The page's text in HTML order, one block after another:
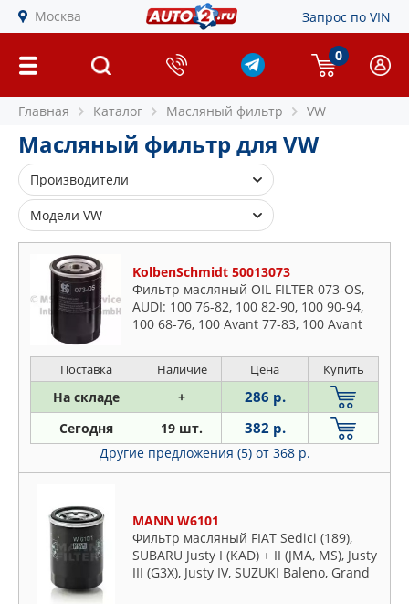
Москва Запрос по VIN
0
Главная Каталог Масляный фильтр VW
Масляный фильтр для VW
Производители
ALCO FILTER
AUTOMEGA
BLUE PRINT
BOSCH
BSG
CHAMPION
CLEAN FILTERS
COMLINE
DENCKERMAN
GOODWILL
JAPANPARTS
JAPKO
JP GROUP
Модели VW
Amarok
Arteon
Beetle
Bora
Caddy
Corrado
Crafter
Fox
Gol
Iltis
Jetta
Kaefer
Load
KolbenSchmidt 50013073
Фильтр масляный OIL FILTER 073-OS,
AUDI: 100 76-82, 100 82-90, 100 90-94,
100 68-76, 100 Avant 77-83, 100 Avant
200 79-82
Поставка Наличие Цена Купить
На складе + 286 р.
Сегодня 19 шт. 382 р.
Другие предложения (5) от 368 р.
MANN W6101
Фильтр масляный FIAT Sedici (189),
SUBARU Justy I (KAD) + II (JMA, MS), Justy
III (G3X), Justy IV, SUZUKI Baleno, Grand